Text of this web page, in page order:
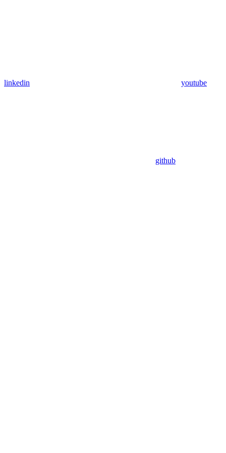
linkedin youtube
github